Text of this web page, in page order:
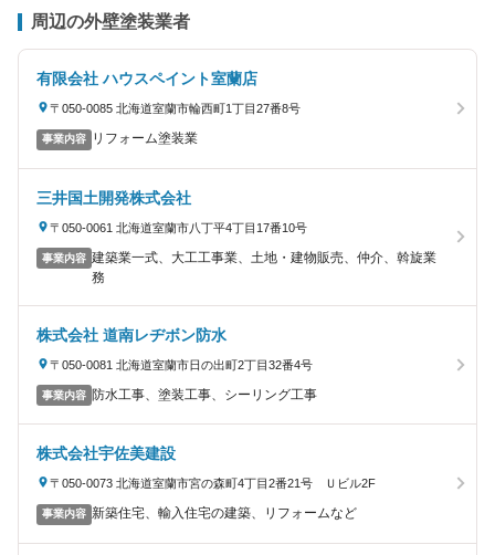
周辺の外壁塗装業者
有限会社 ハウスペイント室蘭店
〒050-0085 北海道室蘭市輪西町1丁目27番8号
事業内容 リフォーム塗装業
三井国土開発株式会社
〒050-0061 北海道室蘭市八丁平4丁目17番10号
事業内容 建築業一式、大工工事業、土地・建物販売、仲介、斡旋業
務
株式会社 道南レヂボン防水
〒050-0081 北海道室蘭市日の出町2丁目32番4号
事業内容 防水工事、塗装工事、シーリング工事
株式会社宇佐美建設
〒050-0073 北海道室蘭市宮の森町4丁目2番21号 Ｕビル2F
事業内容 新築住宅、輸入住宅の建築、リフォームなど